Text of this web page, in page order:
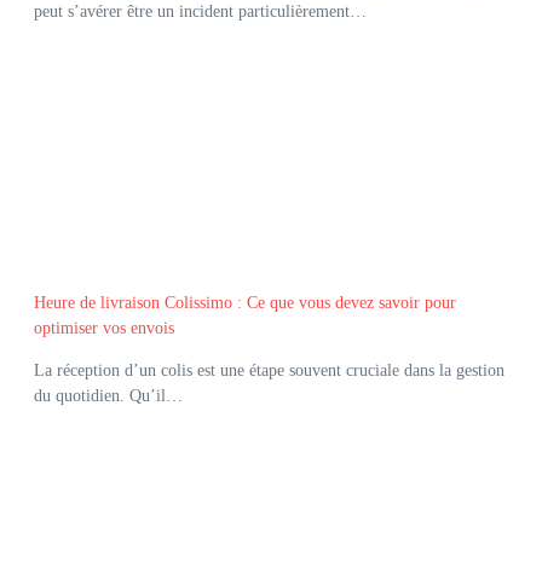
peut s’avérer être un incident particulièrement…
Heure de livraison Colissimo : Ce que vous devez savoir pour
optimiser vos envois
La réception d’un colis est une étape souvent cruciale dans la gestion
du quotidien. Qu’il…